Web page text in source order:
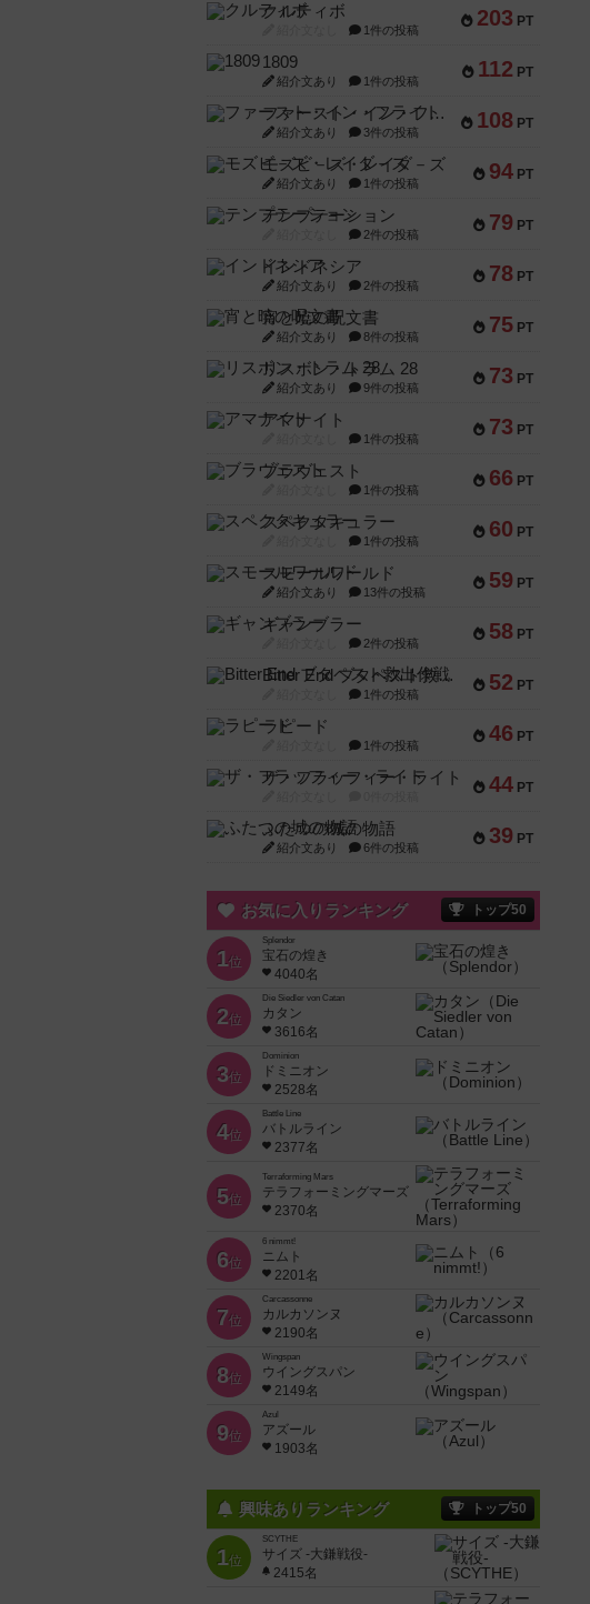
203 PT
クルティボ
1件の投稿
112 PT
1809
紹介文あり 1件の投稿
108 PT
ファースト・イン・フライト
紹介文あり 3件の投稿
94 PT
モズビ－ズ・レイダ－ズ
紹介文あり 1件の投稿
79 PT
テンプテーション
2件の投稿
78 PT
インドネシア
紹介文あり 2件の投稿
75 PT
宵と暁の呪文書
紹介文あり 8件の投稿
73 PT
リスボン・トラム 28
紹介文あり 9件の投稿
73 PT
アマナイト
1件の投稿
66 PT
ブラヴェスト
1件の投稿
60 PT
スペクタキュラー
1件の投稿
59 PT
スモールワールド
紹介文あり 13件の投稿
58 PT
ギャンブラー
2件の投稿
52 PT
Bitter End ブタペスト救出作戦
1件の投稿
46 PT
ラピード
1件の投稿
44 PT
ザ・フラッフィー・ライト
39 PT
ふたつの城の物語
紹介文あり 6件の投稿
お気に入りランキング トップ50
1位
Splendor
宝石の煌き
4040名
2位
Die Siedler von Catan
カタン
3616名
3位
Dominion
ドミニオン
2528名
4位
Battle Line
バトルライン
2377名
5位
Terraforming Mars
テラフォーミングマーズ
2370名
6位
6 nimmt!
ニムト
2201名
7位
Carcassonne
カルカソンヌ
2190名
8位
Wingspan
ウイングスパン
2149名
9位
Azul
アズール
1903名
興味ありランキング トップ50
1位
SCYTHE
サイズ -大鎌戦役-
2415名